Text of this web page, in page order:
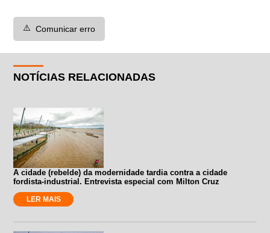
⚠️ Comunicar erro
NOTÍCIAS RELACIONADAS
A cidade (rebelde) da modernidade tardia contra a cidade
fordista-industrial. Entrevista especial com Milton Cruz
LER MAIS